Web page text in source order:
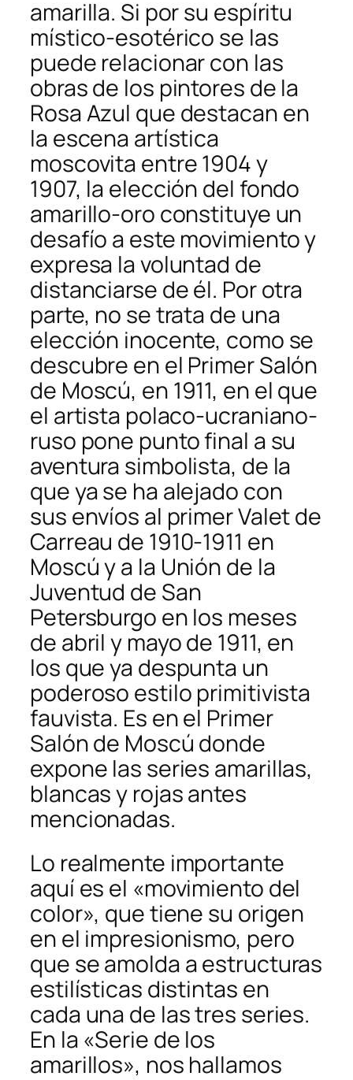
amarilla. Si por su espíritu
místico-esotérico se las
puede relacionar con las
obras de los pintores de la
Rosa Azul que destacan en
la escena artística
moscovita entre 1904 y
1907, la elección del fondo
amarillo-oro constituye un
desafío a este movimiento y
expresa la voluntad de
distanciarse de él. Por otra
parte, no se trata de una
elección inocente, como se
descubre en el Primer Salón
de Moscú, en 1911, en el que
el artista polaco-ucraniano-
ruso pone punto final a su
aventura simbolista, de la
que ya se ha alejado con
sus envíos al primer Valet de
Carreau de 1910-1911 en
Moscú y a la Unión de la
Juventud de San
Petersburgo en los meses
de abril y mayo de 1911, en
los que ya despunta un
poderoso estilo primitivista
fauvista. Es en el Primer
Salón de Moscú donde
expone las series amarillas,
blancas y rojas antes
mencionadas.
Lo realmente importante
aquí es el «movimiento del
color», que tiene su origen
en el impresionismo, pero
que se amolda a estructuras
estilísticas distintas en
cada una de las tres series.
En la «Serie de los
amarillos», nos hallamos